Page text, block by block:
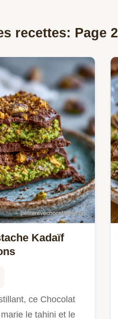
recettes: Page 2
Kadaïf
ce Chocolat
le tahini et le